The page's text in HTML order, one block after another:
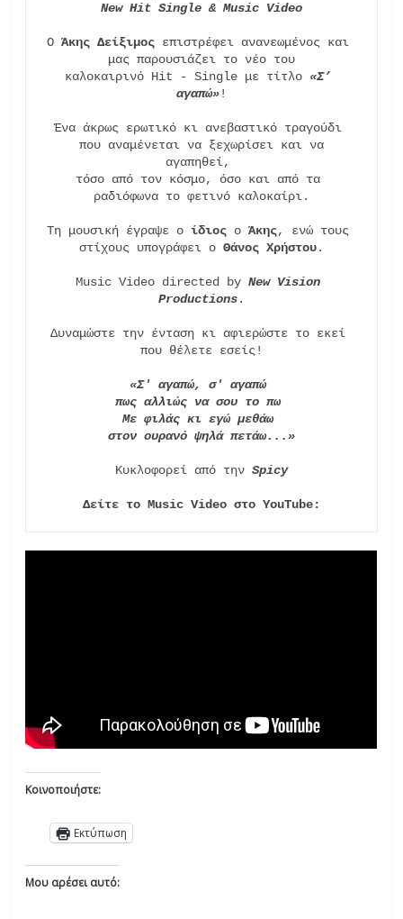
New Hit Single & Music Video
Ο Άκης Δείξιμος επιστρέφει ανανεωμένος και
μας παρουσιάζει το νέο του
καλοκαιρινό Hit - Single με τίτλο «Σ’
αγαπώ»!
Ένα άκρως ερωτικό κι ανεβαστικό τραγούδι
που αναμένεται να ξεχωρίσει και να
αγαπηθεί,
τόσο από τον κόσμο, όσο και από τα
ραδιόφωνα το φετινό καλοκαίρι.
Τη μουσική έγραψε ο ίδιος ο Άκης, ενώ τους
στίχους υπογράφει ο Θάνος Χρήστου.
Music Video directed by New Vision
Productions.
Δυναμώστε την ένταση κι αφιερώστε το εκεί
που θέλετε εσείς!
«Σ' αγαπώ, σ' αγαπώ
πως αλλιώς να σου το πω
Με φιλάς κι εγώ μεθάω
στον ουρανό ψηλά πετάω...»
Κυκλοφορεί από την Spicy
Δείτε το Music Video στο YouTube:
Κοινοποιήστε:
Εκτύπωση
Μου αρέσει αυτό: